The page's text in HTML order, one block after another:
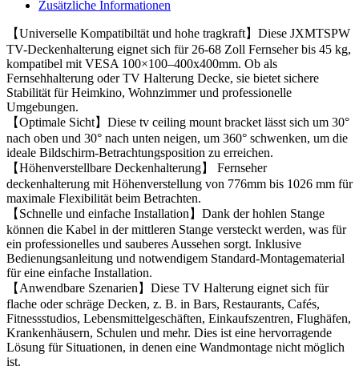
Zusätzliche Informationen
【Universelle Kompatibiltät und hohe tragkraft】Diese JXMTSPW
TV-Deckenhalterung eignet sich für 26-68 Zoll Fernseher bis 45 kg,
kompatibel mit VESA 100×100–400x400mm. Ob als
Fernsehhalterung oder TV Halterung Decke, sie bietet sichere
Stabilität für Heimkino, Wohnzimmer und professionelle
Umgebungen.
【Optimale Sicht】Diese tv ceiling mount bracket lässt sich um 30°
nach oben und 30° nach unten neigen, um 360° schwenken, um die
ideale Bildschirm-Betrachtungsposition zu erreichen.
【Höhenverstellbare Deckenhalterung】 Fernseher
deckenhalterung mit Höhenverstellung von 776mm bis 1026 mm für
maximale Flexibilität beim Betrachten.
【Schnelle und einfache Installation】Dank der hohlen Stange
können die Kabel in der mittleren Stange versteckt werden, was für
ein professionelles und sauberes Aussehen sorgt. Inklusive
Bedienungsanleitung und notwendigem Standard-Montagematerial
für eine einfache Installation.
【Anwendbare Szenarien】Diese TV Halterung eignet sich für
flache oder schräge Decken, z. B. in Bars, Restaurants, Cafés,
Fitnessstudios, Lebensmittelgeschäften, Einkaufszentren, Flughäfen,
Krankenhäusern, Schulen und mehr. Dies ist eine hervorragende
Lösung für Situationen, in denen eine Wandmontage nicht möglich
ist.